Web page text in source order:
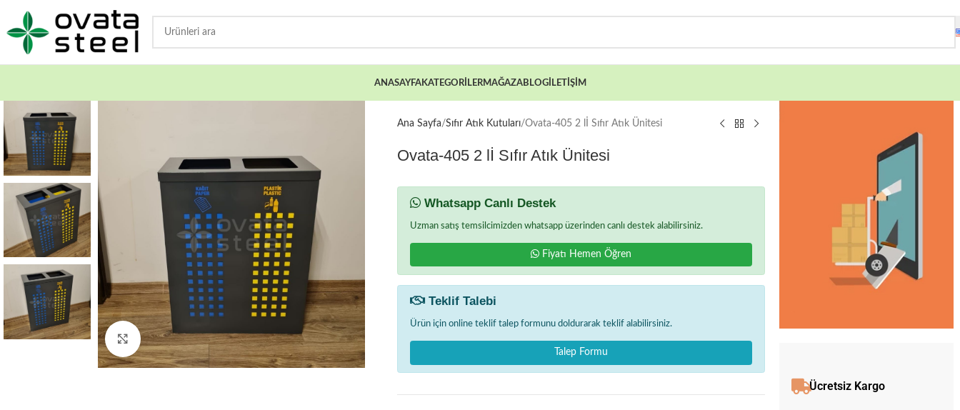
ANASAYFAKATEGORILERMAĞAZABLOGİLETIŞIM
Büyütmek için tıklayın
Ana Sayfa Sıfır Atık Kutuları Ovata-405 2 lİ Sıfır Atık Ünitesi
Ovata-405 2 lİ Sıfır Atık Ünitesi
Whatsapp Canlı Destek
Uzman satış temsilcimizden whatsapp üzerinden canlı destek alabilirsiniz.
Fiyatı Hemen Öğren
Teklif Talebi
Ürün için online teklif talep formunu doldurarak teklif alabilirsiniz.
Talep Formu
Ücretsiz Kargo